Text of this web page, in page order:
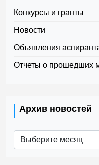
Конкурсы и гранты
Новости
Объявления
Отчеты о прошедших
Архив новостей
Архив
новостей